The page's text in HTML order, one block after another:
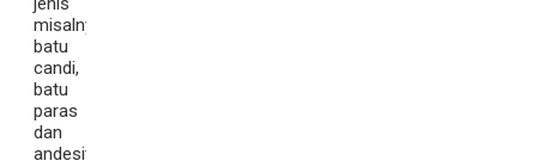
misalnya
batu
candi,
batu
paras
dan
andesit.